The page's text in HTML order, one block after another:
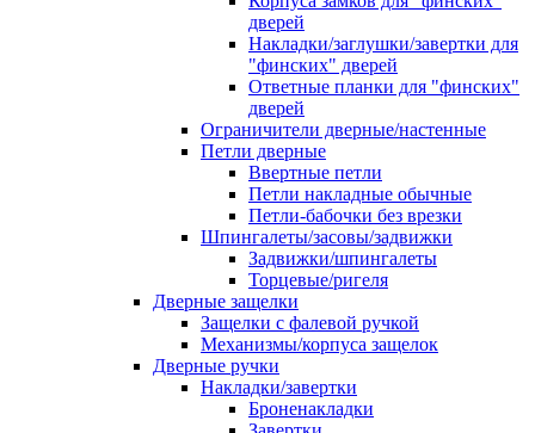
дверей
Накладки/заглушки/завертки для
"финских" дверей
Ответные планки для "финских"
дверей
Ограничители дверные/настенные
Петли дверные
Ввертные петли
Петли накладные обычные
Петли-бабочки без врезки
Шпингалеты/засовы/задвижки
Задвижки/шпингалеты
Торцевые/ригеля
Дверные защелки
Защелки с фалевой ручкой
Механизмы/корпуса защелок
Дверные ручки
Накладки/завертки
Броненакладки